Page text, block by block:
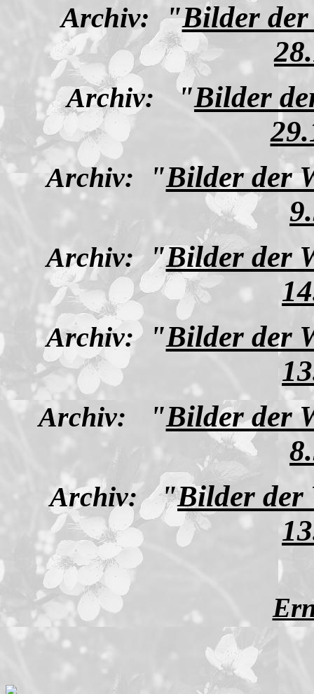
Archiv: "Bilder der
Archiv: "Bilder
Archiv: "Bilder der
Archiv: "Bilder der
Archiv: "Bilder der
Archiv: "Bilder der
Archiv: "Bilder der